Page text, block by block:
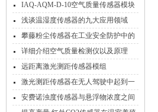
IAQ-AQM-D-10空气质量传感器模块
产品说明书
浅谈温湿度传感器的九大应用领域
攀藤粉尘传感器在工业安全防护中的
应用实践
详细介绍空气质量检测仪以及原理
远距离激光测距传感器模组
激光测距传感器在无人驾驶中起到一
个重要角色
安费诺浊度传感器与悬浮物浓度之间